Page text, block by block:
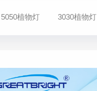
5050植物灯 3030植物灯